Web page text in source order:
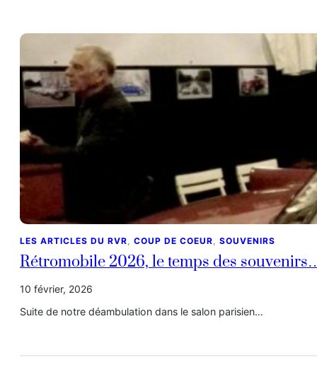
LES ARTICLES DU RVR, COUP DE COEUR, SOUVENIRS
Rétromobile 2026, le temps des
10 février, 2026
Suite de notre déambulation dans le salon parisien…